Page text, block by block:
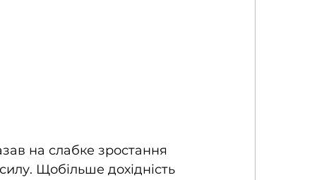
на слабке зростання
Щобільше дохідність